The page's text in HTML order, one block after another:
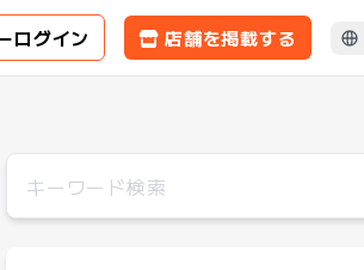
ログイン 店舗を掲載する